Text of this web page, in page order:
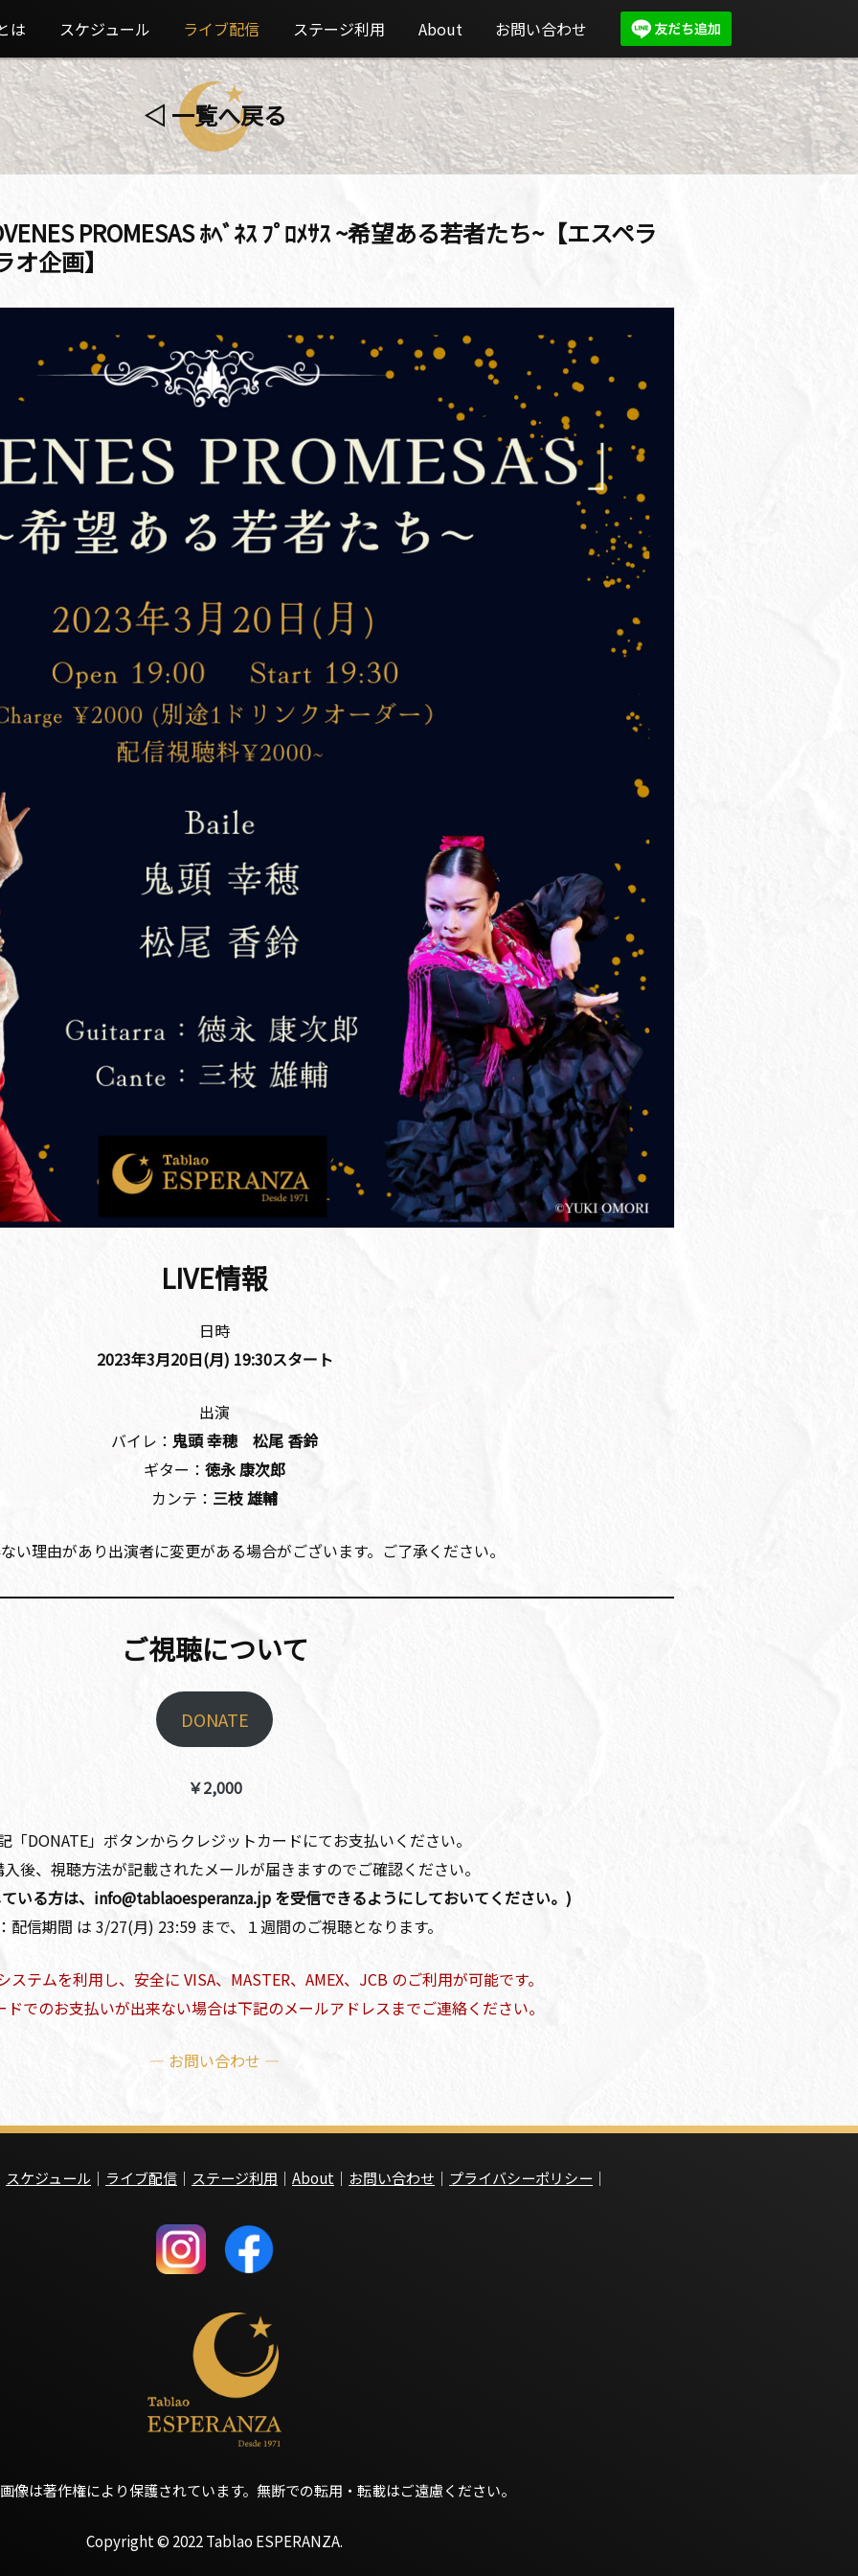
は スケジュール ライブ配信 ステージ利用 About お問い合わせ
◁ 一覧へ戻る
PROMESAS ﾎﾍﾞﾈｽ ﾌﾟﾛﾒｻｽ ~希望ある若者たち~【エスペラ
企画】
LIVE情報
日時
2023年3月20日(月) 19:30スタート
出演
バイレ： 鬼頭 幸穂 松尾 香鈴
ギター： 徳永 康次郎
カンテ： 三枝 雄輔
い理由があり出演者に変更がある場合がございます。ご了承ください。
ご視聴について
DONATE
￥2,000
「DONATE」ボタンからクレジットカードにてお支払いください。
後、視聴方法が記載されたメールが届きますのでご確認ください。
いる方は、info@tablaoesperanza.jp を受信できるようにしておいてください。)
配信期間 は 3/27(月) 23:59 まで、１週間のご視聴となります。
テムを利用し、安全に VISA、MASTER、AMEX、JCB のご利用が可能です。
でのお支払いが出来ない場合は下記のメールアドレスまでご連絡ください。
— お問い合わせ —
スケジュール ｜ ライブ配信 ｜ ステージ利用 ｜ About ｜ お問い合わせ ｜ プライバシーポリシー ｜
像は著作権により保護されています。 無断での転用・転載はご遠慮ください。
Copyright © 2022 Tablao ESPERANZA.